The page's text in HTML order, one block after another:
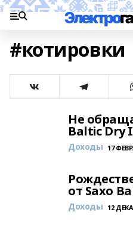
#котировки
Не
Baltic Dry
Доходы 17
от Saxo
Доходы 12